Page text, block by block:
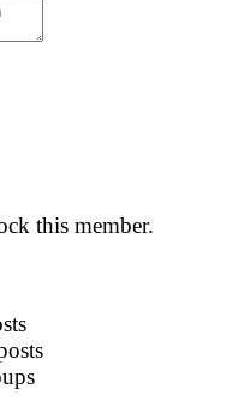
this member.